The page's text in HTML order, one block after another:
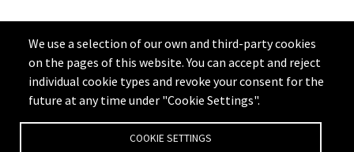
We use a selection of our own and third-party cookies
on the pages of this website. You can accept and reject
individual cookie types and revoke your consent for the
future at any time under "Cookie Settings".
COOKIE SETTINGS